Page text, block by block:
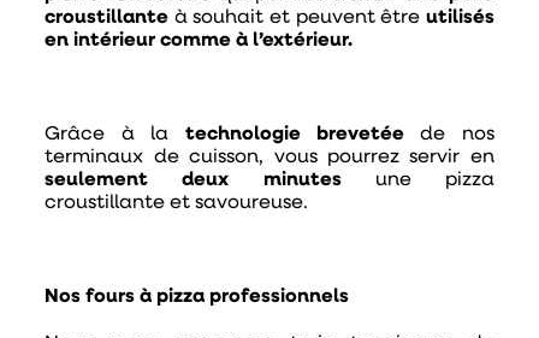
croustillante à souhait et peuvent être utilisés
en intérieur comme à l’extérieur.
Grâce à la technologie brevetéede nos
terminaux de cuisson, vous pourrez servir en
seulement deux minutesune pizza
croustillante et savoureuse.
Nos fours à pizza professionnels